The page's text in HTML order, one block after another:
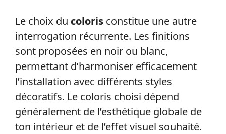
Le choix du coloris constitue une autre
interrogation récurrente. Les finitions
sont proposées en noir ou blanc,
permettant d’harmoniser efficacement
l’installation avec différents styles
décoratifs. Le coloris choisi dépend
généralement de l’esthétique globale de
ton intérieur et de l’effet visuel souhaité.